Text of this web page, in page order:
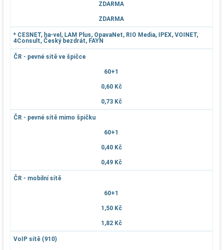
ZDARMA
ZDARMA
* CESNET, ha-vel, LAM Plus, OpavaNet, RIO Media, IPEX, VOINET,
4Consult, Český bezdrát, FAYN
ČR - pevné sítě ve špičce
60+1
0,60 Kč
0,73 Kč
ČR - pevné sítě mimo špičku
60+1
0,40 Kč
0,49 Kč
ČR - mobilní sítě
60+1
1,50 Kč
1,82 Kč
VoIP sítě (910)